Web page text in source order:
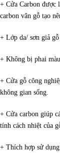
+ Cửa Carbon được
carbon vân gỗ tạo
+ Lớp da/ sơn giả
+ Không bị phai
+ Cửa gỗ công
không gian sống.
+ Cửa carbon giúp
tính cách nhiệt của
+ Thích hợp sử